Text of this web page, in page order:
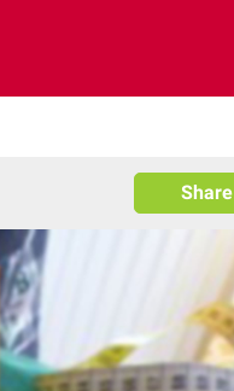
Share